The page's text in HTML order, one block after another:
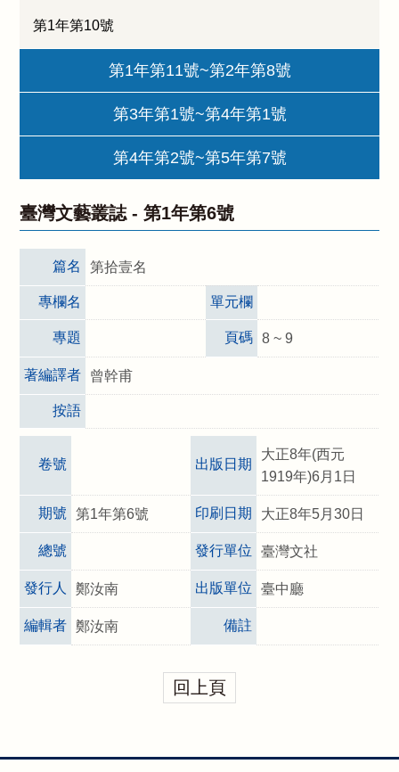
第1年第10號
第1年第11號~第2年第8號
第3年第1號~第4年第1號
第4年第2號~第5年第7號
臺灣文藝叢誌 -第1年第6號
篇名 第拾壹名
專欄名 單元欄
專題 頁碼 8 ~ 9
著編譯者 曾幹甫
按語
卷號 出版日期
大正8年(西元
1919年)6月1日
期號 第1年第6號 印刷日期 大正8年5月30日
總號 發行單位 臺灣文社
發行人 鄭汝南 出版單位 臺中廳
編輯者 鄭汝南 備註
回上頁